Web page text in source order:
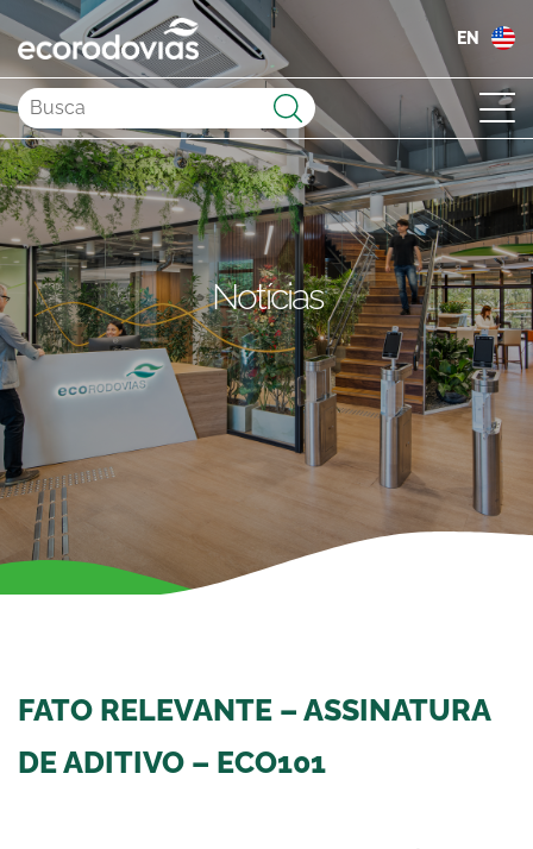
EN
Enviar
Notícias
FATO RELEVANTE – ASSINATURA
DE ADITIVO – ECO101